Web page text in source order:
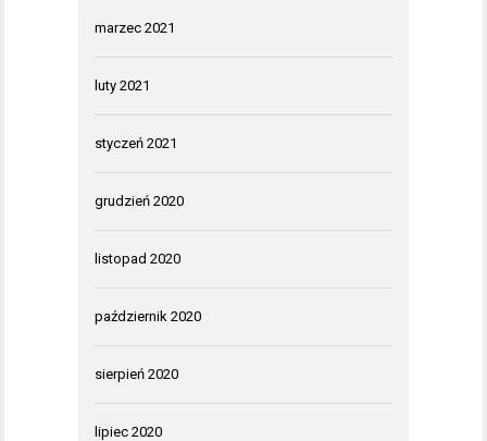
marzec 2021
luty 2021
styczeń 2021
grudzień 2020
listopad 2020
październik 2020
sierpień 2020
lipiec 2020